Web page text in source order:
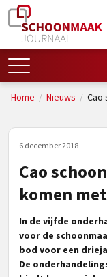
Home / Nieuws / Cao
6 december 2018
Cao
komen
In de vijfde
voor de
bod voor een
De